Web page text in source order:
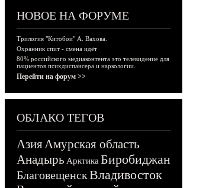
НОВОЕ НА ФОРУМЕ
Трилогия "Китобои" А. Вахова.
Охранник спит - смена идёт
80% российского медиаконтента это телевидение для
пациентов психдиспансера и наркологии.
Перейти на форум >>
ОБЛАКО ТЕГОВ
АзияАмурская область
Анадырь Арктика Биробиджан
БлаговещенскВладивосток